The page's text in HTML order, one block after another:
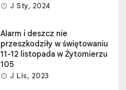
J Sty, 2024
Alarm i deszcz nie
przeszkodziły w świętowaniu
11-12 listopada w Żytomierzu
105
J Lis, 2023